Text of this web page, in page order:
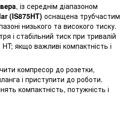
, із середнім діапазоном
(IS875HT) оснащена трубчастим
низького та високого тиску.
і стабільний тиск при тривалій
якщо важливі компактність і
компресор до розетки,
і приступити до роботи.
компактність, потужність і